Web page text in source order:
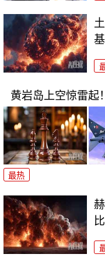
黄岩岛上空惊雷起
最热